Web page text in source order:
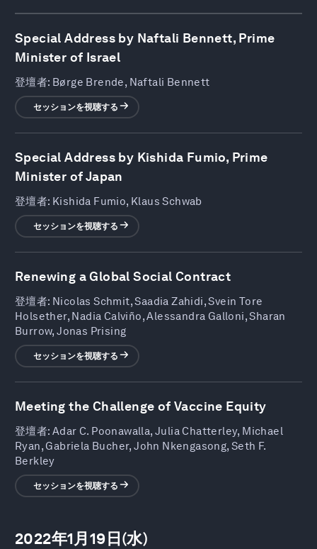
Special Address by Naftali Bennett, Prime
Minister of Israel
登壇者: Børge Brende, Naftali Bennett
セッションを視聴する
Special Address by Kishida Fumio, Prime
Minister of Japan
登壇者: Kishida Fumio, Klaus Schwab
セッションを視聴する
Renewing a Global Social Contract
登壇者: Nicolas Schmit, Saadia Zahidi, Svein Tore
Holsether, Nadia Calviño, Alessandra Galloni, Sharan
Burrow, Jonas Prising
セッションを視聴する
Meeting the Challenge of Vaccine Equity
登壇者: Adar C. Poonawalla, Julia Chatterley, Michael
Ryan, Gabriela Bucher, John Nkengasong, Seth F.
Berkley
セッションを視聴する
2022年1月19日(水)